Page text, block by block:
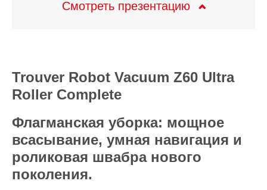
Смотреть презентацию
Trouver Robot Vacuum Z60 Ultra
Roller Complete
Флагманская уборка: мощное
всасывание, умная навигация и
роликовая швабра нового
поколения.